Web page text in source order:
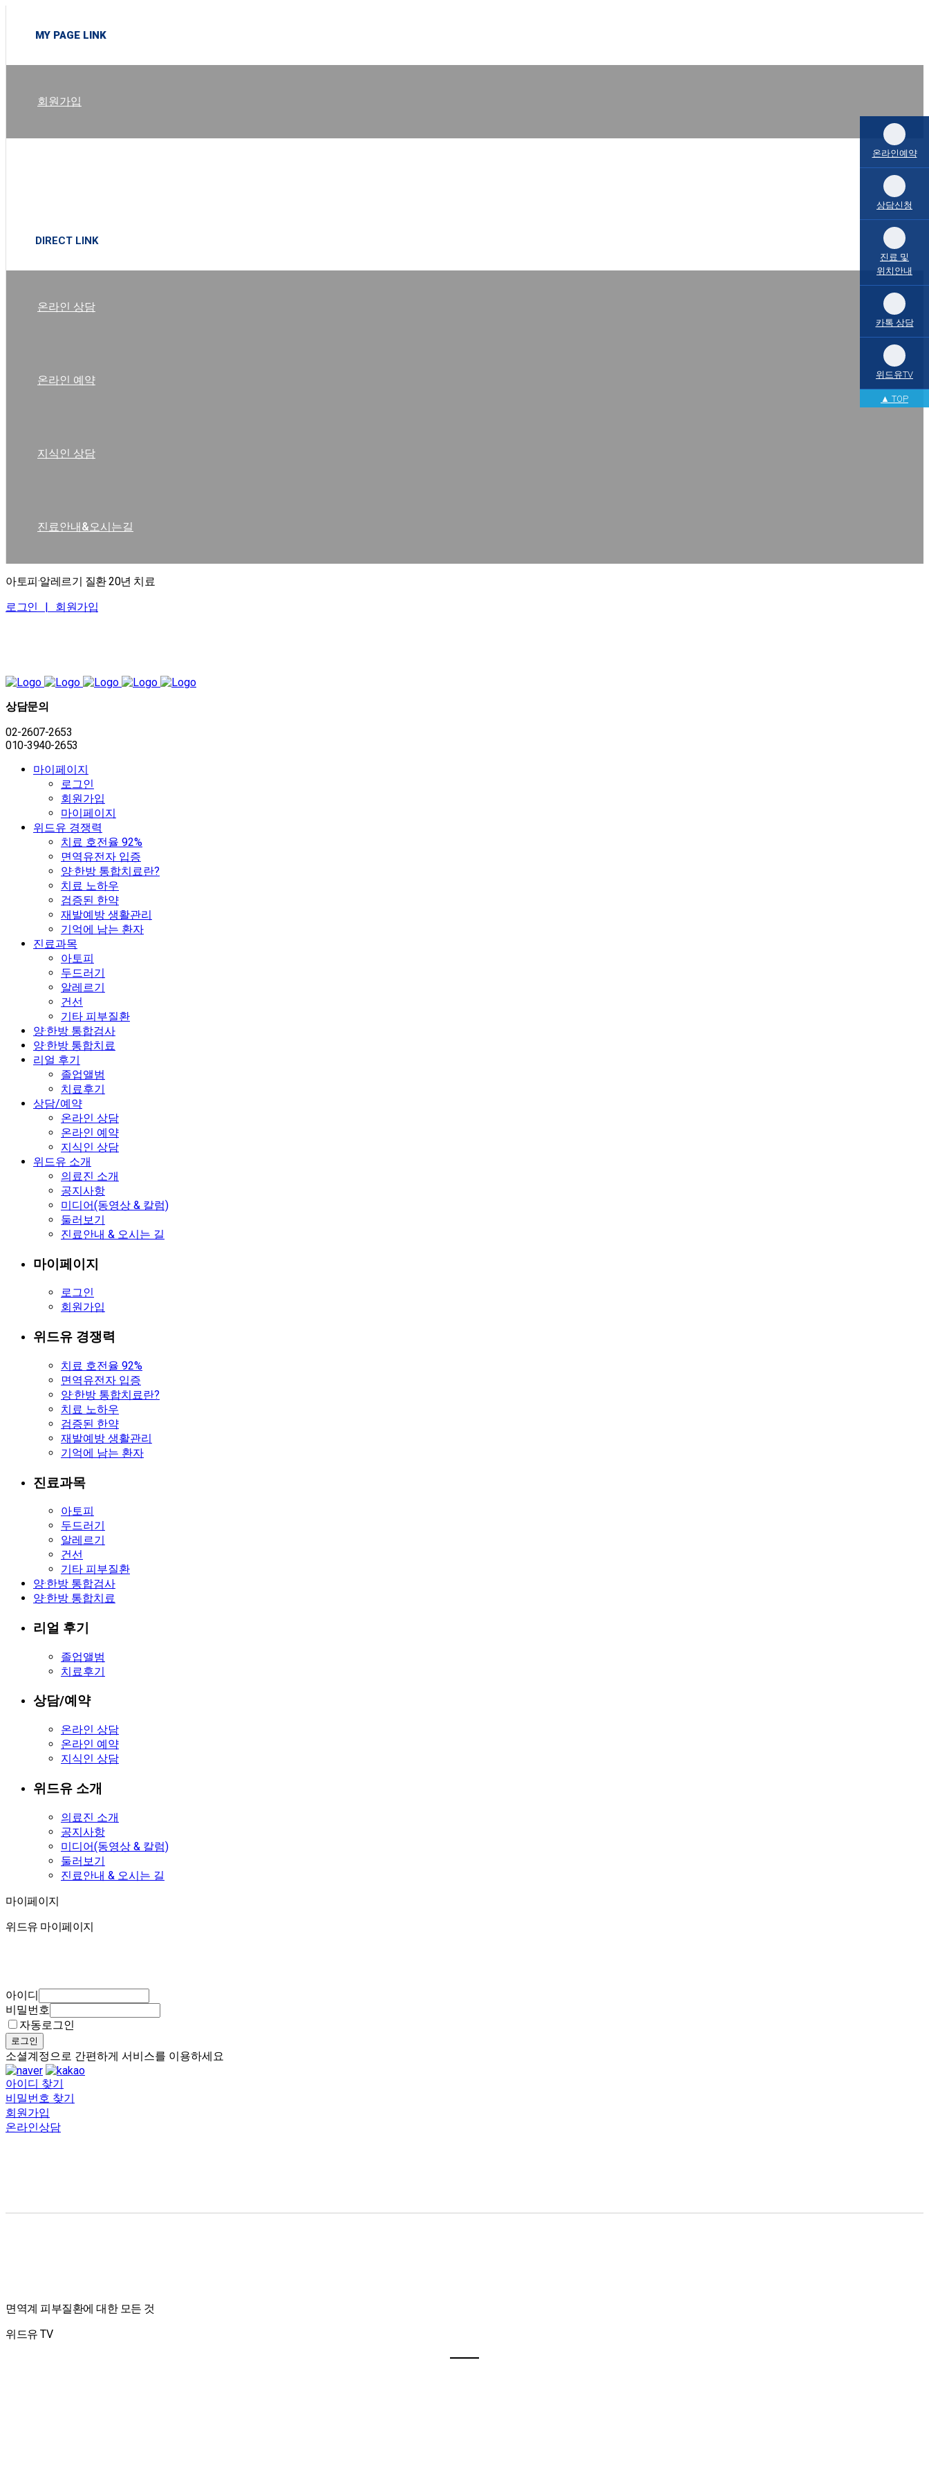
MY PAGE LINK
회원가입
DIRECT LINK
온라인 상담
온라인 예약
지식인 상담
진료안내&오시는길
아토피·알레르기 질환 20년 치료
로그인 | 회원가입
상담문의
02-2607-2653
010-3940-2653
마이페이지
로그인
회원가입
마이페이지
위드유 경쟁력
치료 호전율 92%
면역유전자 입증
양·한방 통합치료란?
치료 노하우
검증된 한약
재발예방 생활관리
기억에 남는 환자
진료과목
아토피
두드러기
알레르기
건선
기타 피부질환
양·한방 통합검사
양·한방 통합치료
리얼 후기
졸업앨범
치료후기
상담/예약
온라인 상담
온라인 예약
지식인 상담
위드유 소개
의료진 소개
공지사항
미디어(동영상 & 칼럼)
둘러보기
진료안내 & 오시는 길
마이페이지
로그인
회원가입
위드유 경쟁력
치료 호전율 92%
면역유전자 입증
양·한방 통합치료란?
치료 노하우
검증된 한약
재발예방 생활관리
기억에 남는 환자
진료과목
아토피
두드러기
알레르기
건선
기타 피부질환
양·한방 통합검사
양·한방 통합치료
리얼 후기
졸업앨범
치료후기
상담/예약
온라인 상담
온라인 예약
지식인 상담
위드유 소개
의료진 소개
공지사항
미디어(동영상 & 칼럼)
둘러보기
진료안내 & 오시는 길
마이페이지
마이페이지
위드유 마이페이지
아이디
비밀번호
자동로그인
로그인
소셜계정으로 간편하게 서비스를 이용하세요
아이디 찾기
비밀번호 찾기
회원가입
온라인상담
면역계 피부질환에 대한 모든 것
위드유 TV
온라인예약
상담신청
진료 및
위치안내
카톡 상담
위드유TV
▲ TOP